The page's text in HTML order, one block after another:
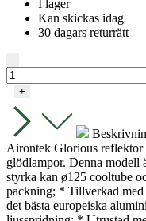
I lager
Kan skickas idag
30 dagars returrätt
Cooltube
Reflektor
ø150
-
+
Airontek Glorious
glödlampor. Denna
styrka kan ø125 cooltube
packning; * Tillverkad
det bästa europeiska